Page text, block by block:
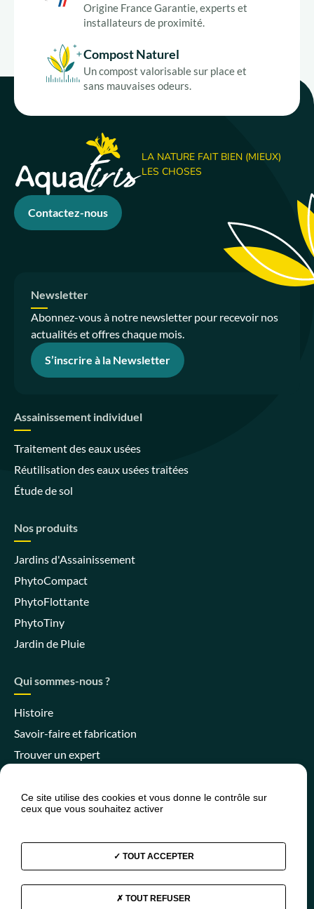
Origine France Garantie, experts et
installateurs de proximité.
Compost Naturel
Un compost valorisable sur place et
sans mauvaises odeurs.
LA NATURE FAIT BIEN (MIEUX)
LES CHOSES
Contactez-nous
Newsletter
Abonnez-vous à notre newsletter pour recevoir nos
actualités et offres chaque mois.
S’inscrire à la Newsletter
Assainissement individuel
Traitement des eaux usées
Réutilisation des eaux usées traitées
Étude de sol
Nos produits
Jardins d'Assainissement
PhytoCompact
PhytoFlottante
PhytoTiny
Jardin de Pluie
Qui sommes-nous ?
Histoire
Savoir-faire et fabrication
Trouver un expert
Actualités
FAQ
YoutubeLinkedin
Ce site utilise des cookies et vous donne le contrôle sur
ceux que vous souhaitez activer
TOUT ACCEPTER
TOUT REFUSER